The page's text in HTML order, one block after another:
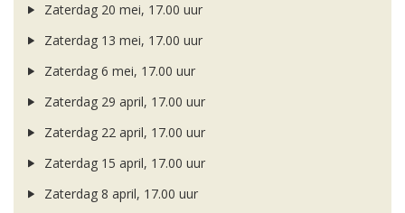
Zaterdag 20 mei, 17.00 uur
Zaterdag 13 mei, 17.00 uur
Zaterdag 6 mei, 17.00 uur
Zaterdag 29 april, 17.00 uur
Zaterdag 22 april, 17.00 uur
Zaterdag 15 april, 17.00 uur
Zaterdag 8 april, 17.00 uur